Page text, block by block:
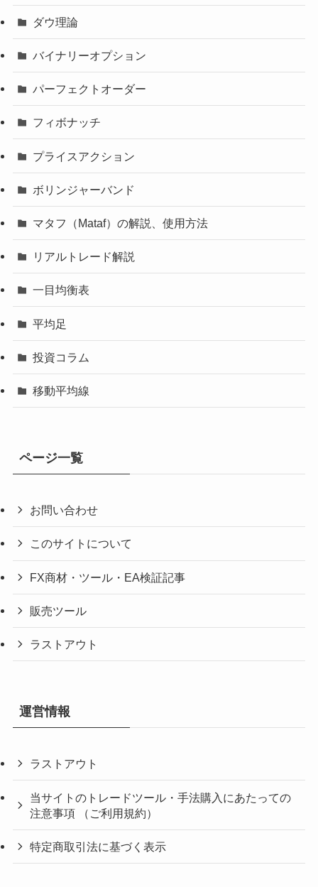
ダウ理論
バイナリーオプション
パーフェクトオーダー
フィボナッチ
プライスアクション
ボリンジャーバンド
マタフ（Mataf）の解説、使用方法
リアルトレード解説
一目均衡表
平均足
投資コラム
移動平均線
ページ一覧
お問い合わせ
このサイトについて
FX商材・ツール・EA検証記事
販売ツール
ラストアウト
運営情報
ラストアウト
当サイトのトレードツール・手法購入にあたっての
注意事項 （ご利用規約）
特定商取引法に基づく表示